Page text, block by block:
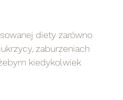
diety zarówno
zaburzeniach
kiedykolwiek